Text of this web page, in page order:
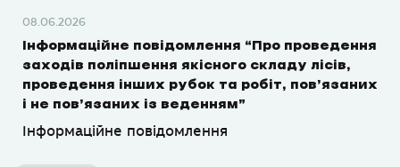
08.06.2026
Інформаційне повідомлення “Про проведення
заходів поліпшення якісного складу лісів,
проведення інших рубок та робіт, пов’язаних
і не пов’язаних із веденням”
Інформаційне повідомлення